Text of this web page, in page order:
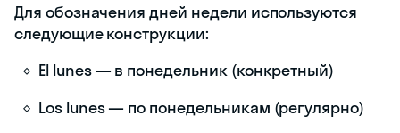
Для обозначения дней недели используются
следующие конструкции:
El lunes — в понедельник (конкретный)
Los lunes — по понедельникам (регулярно)